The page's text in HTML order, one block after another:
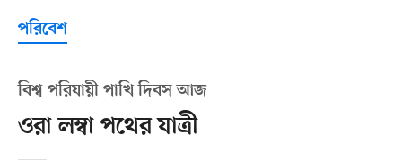
পরিবেশ
বিশ্ব পরিযায়ী পাখি দিবস আজ
ওরা লম্বা পথের যাত্রী